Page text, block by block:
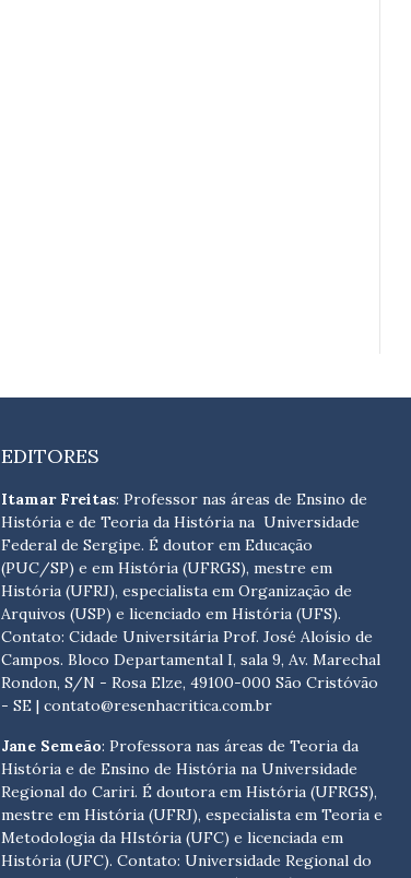
EDITORES
Itamar Freitas: Professor nas áreas de Ensino de
História e de Teoria da História na Universidade
Federal de Sergipe. É doutor em Educação
(PUC/SP) e em História (UFRGS), mestre em
História (UFRJ), especialista em Organização de
Arquivos (USP) e licenciado em História (UFS).
Contato:Cidade Universitária Prof. José Aloísio de
Campos. Bloco Departamental I, sala 9, Av. Marechal
Rondon, S/N - Rosa Elze, 49100-000 São Cristóvão
- SE| contato@resenhacritica.com.br
Jane Semeão: Professora nas áreas de Teoria da
História e de Ensino de História na Universidade
Regional do Cariri. É doutora em História (UFRGS),
mestre em História (UFRJ), especialista em Teoria e
Metodologia da HIstória (UFC) e licenciada em
História (UFC). Contato:Universidade Regional do